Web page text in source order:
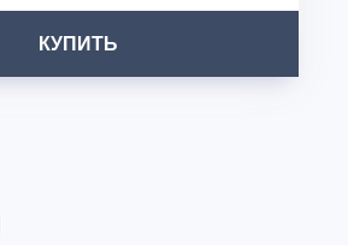
КУПИТЬ